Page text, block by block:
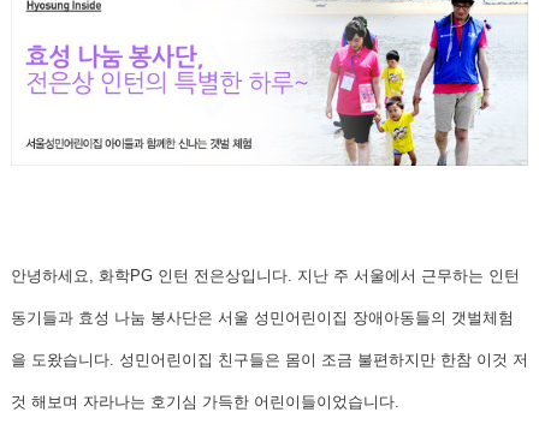
안녕하세요, 화학PG 인턴 전은상입니다. 지난 주 서울에서 근무하는 인턴
동기들과 효성 나눔 봉사단은 서울 성민어린이집 장애아동들의 갯벌체험
을 도왔습니다. 성민어린이집 친구들은 몸이 조금 불편하지만 한참 이것 저
것 해보며 자라나는 호기심 가득한 어린이들이었습니다.